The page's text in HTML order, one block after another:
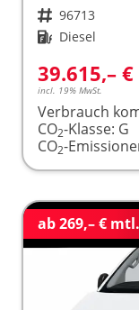
Fahrzeugnr. 96713
Kraftstoff Diesel
39.615,– €
incl. 19% MwSt.
Verbrauch
CO2-Klasse: G
CO2-
ab 269,– € mtl.